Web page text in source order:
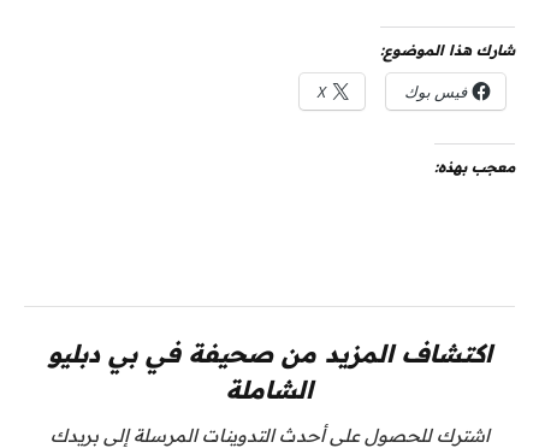
شارك هذا الموضوع:
فيس بوك X
معجب بهذه:
اكتشاف المزيد من صحيفة في بي دبليو
الشاملة
اشترك للحصول على أحدث التدوينات المرسلة إلى بريدك